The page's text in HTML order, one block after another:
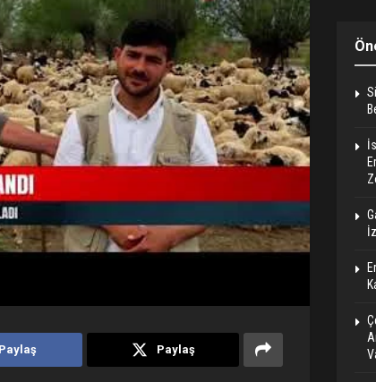
Paylaş Paylaş